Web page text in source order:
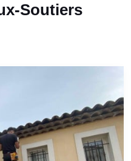
Soutiers